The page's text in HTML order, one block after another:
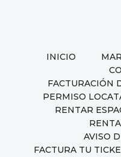
INICIO
FACTURACIÓN
PERMISO
RENTAR
AVISO
FACTURA TU